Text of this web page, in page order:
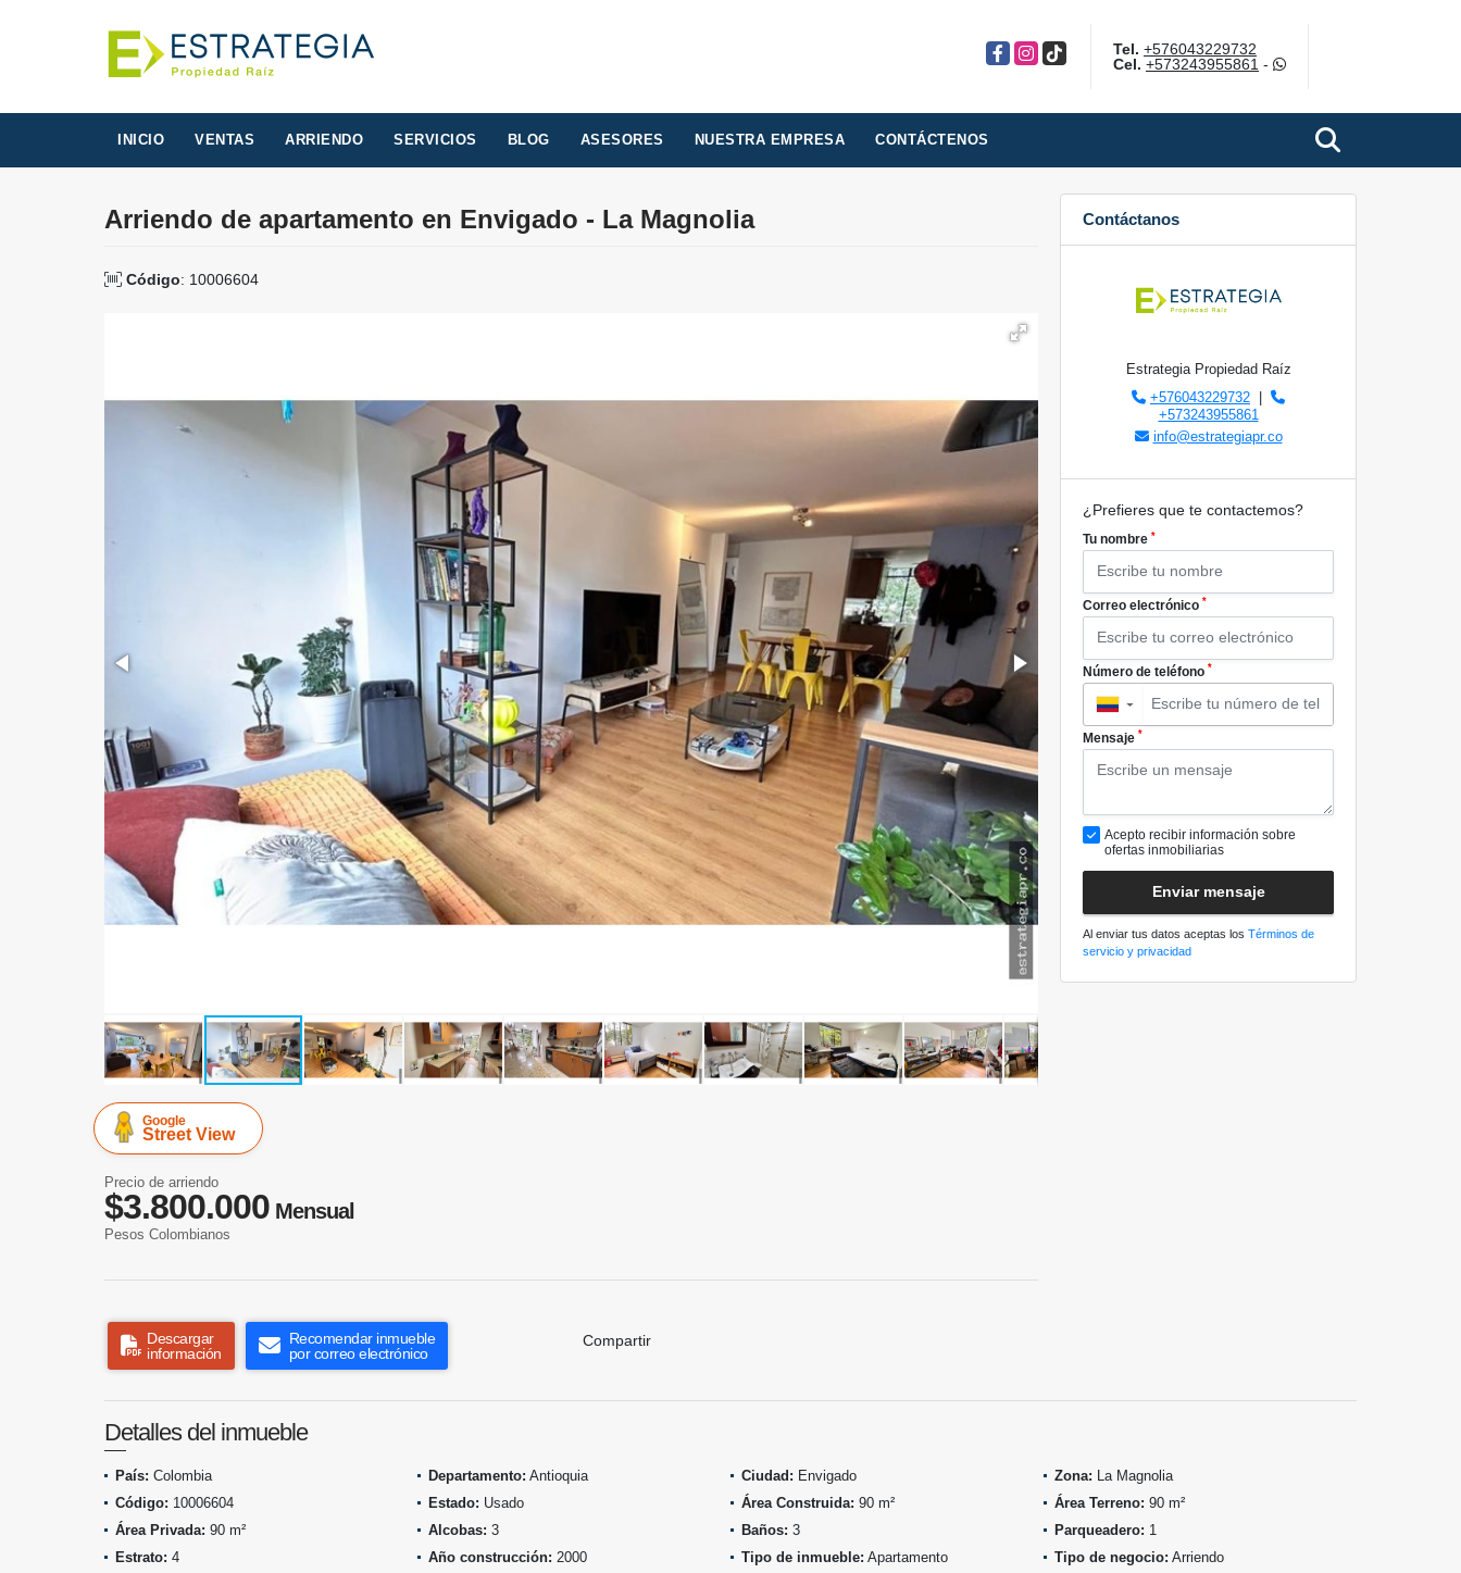
Facebook
Instagram
TikTok Tel. +576043229732
Cel. +573243955861 -
INICIO VENTAS ARRIENDO SERVICIOS BLOG ASESORES NUESTRA EMPRESA CONTÁCTENOS
Arriendo de apartamento en Envigado - La Magnolia
Código: 10006604
Google
Street View
Precio de arriendo
$3.800.000 Mensual
Pesos Colombianos
Descargar
información
Recomendar inmueble
por correo electrónico
Compartir
Contáctanos
Estrategia Propiedad Raíz
+576043229732
+573243955861
info@estrategiapr.co
¿Prefieres que te contactemos?
Tu nombre *
Correo electrónico *
Número de teléfono *
▼
Mensaje *
Acepto recibir información sobre
ofertas inmobiliarias
Enviar mensaje
Al enviar tus datos aceptas los Términos de
servicio y privacidad
Detalles del inmueble
País: Colombia Departamento: Antioquia Ciudad: Envigado Zona: La Magnolia
Código: 10006604 Estado: Usado Área Construida: 90 m² Área Terreno: 90 m²
Área Privada: 90 m² Alcobas: 3 Baños: 3 Parqueadero: 1
Estrato: 4 Año construcción: 2000 Tipo de inmueble: Apartamento Tipo de negocio: Arriendo